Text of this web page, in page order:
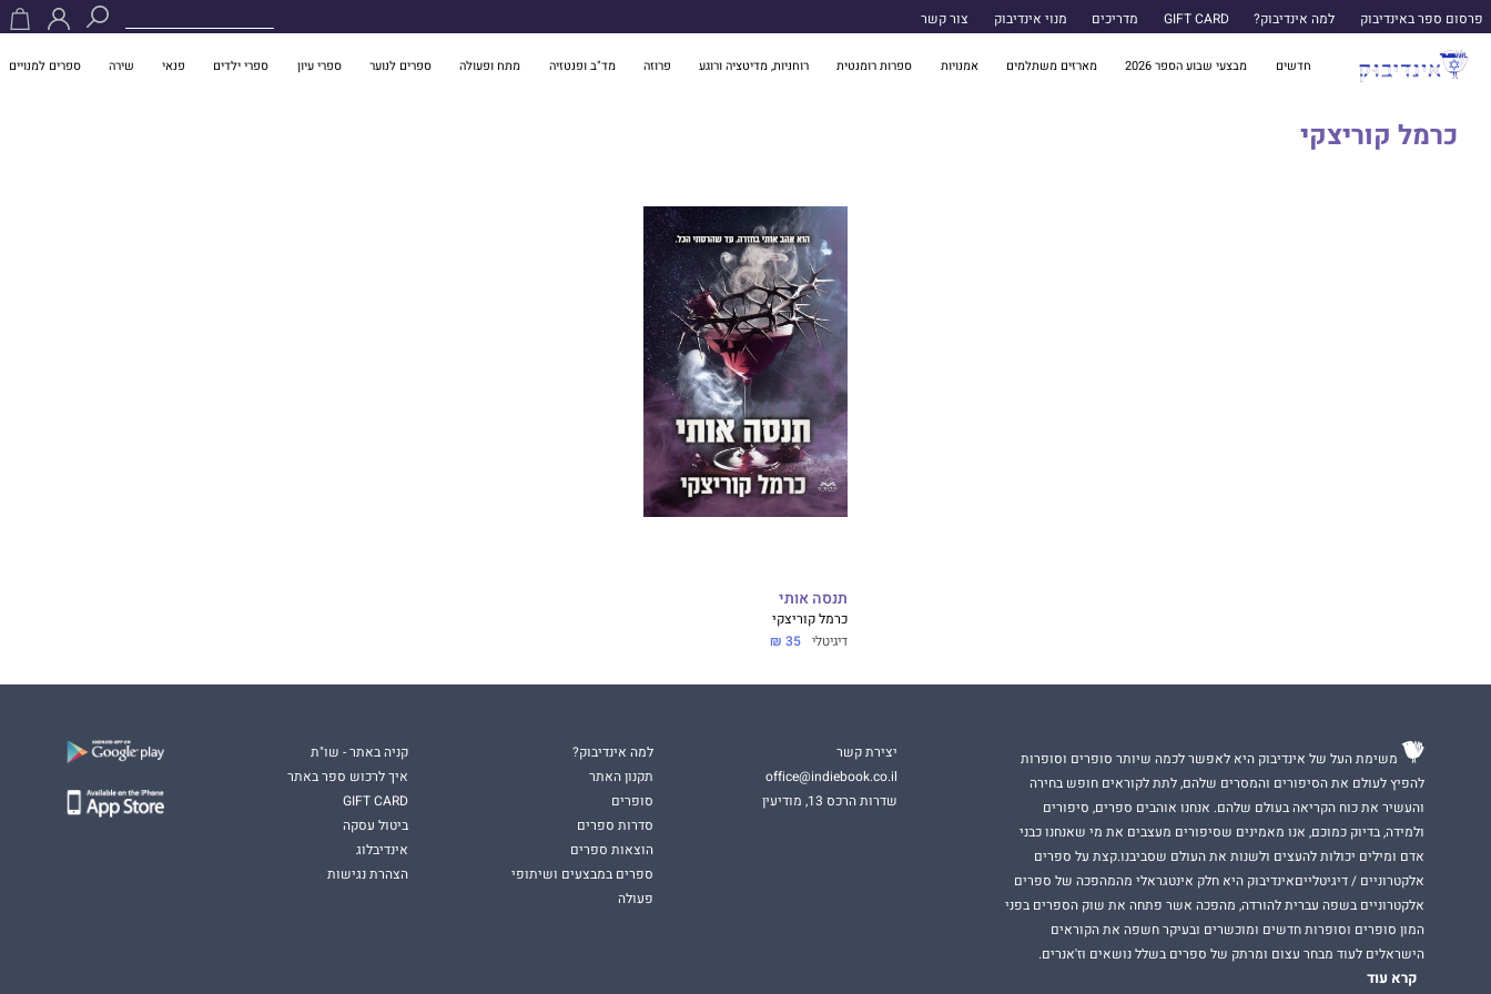
פרסום ספר באינדיבוק למה אינדיבוק? GIFT CARD מדריכים מנוי אינדיבוק צור קשר
חדשים מבצעי שבוע הספר 2026 מארזים משתלמים אמנויות ספרות רומנטית רוחניות, מדיטציה ורוגע פרוזה מד"ב ופנטזיה מתח ופעולה ספרים לנוער ספרי עיון ספרי ילדים פנאי שירה ספרים למנויים
כרמל קוריצקי
תנסה אותי
כרמל קוריצקי
דיגיטלי 35 ₪
משימת העל של אינדיבוק היא לאפשר לכמה שיותר סופרים וסופרות
להפיץ לעולם את הסיפורים והמסרים שלהם, לתת לקוראים חופש בחירה
והעשיר את כוח הקריאה בעולם שלהם. אנחנו אוהבים ספרים, סיפורים
ולמידה, בדיוק כמוכם, אנו מאמינים שסיפורים מעצבים את מי שאנחנו כבני
אדם ומילים יכולות להעצים ולשנות את העולם שסביבנו.קצת על ספרים
אלקטרוניים / דיגיטלייםאינדיבוק היא חלק אינטגראלי מהמהפכה של ספרים
אלקטרוניים בשפה עברית להורדה, מהפכה אשר פתחה את שוק הספרים בפני
המון סופרים וסופרות חדשים ומוכשרים ובעיקר חשפה את הקוראים
הישראלים לעוד מבחר עצום ומרתק של ספרים בשלל נושאים וז'אנרים.
קרא עוד
יצירת קשר
office@indiebook.co.il
שדרות הרכס 13, מודיעין
למה אינדיבוק?
תקנון האתר
סופרים
סדרות ספרים
הוצאות ספרים
ספרים במבצעים ושיתופי
פעולה
קניה באתר - שו"ת
איך לרכוש ספר באתר
GIFT CARD
ביטול עסקה
אינדיבלוג
הצהרת נגישות